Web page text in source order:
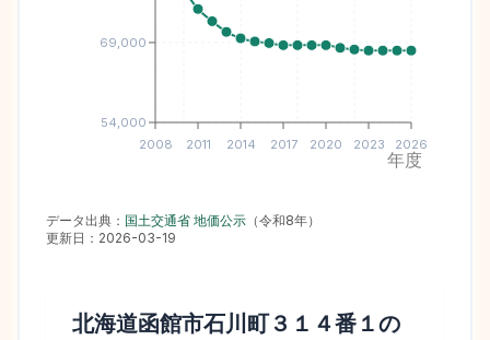
2008 2011 2014 2017 2020 2023 2026
年度
54,000
69,000
データ出典： 国土交通省 地価公示 （令和8年）
更新日： 2026-03-19
北海道函館市石川町３１４番１の